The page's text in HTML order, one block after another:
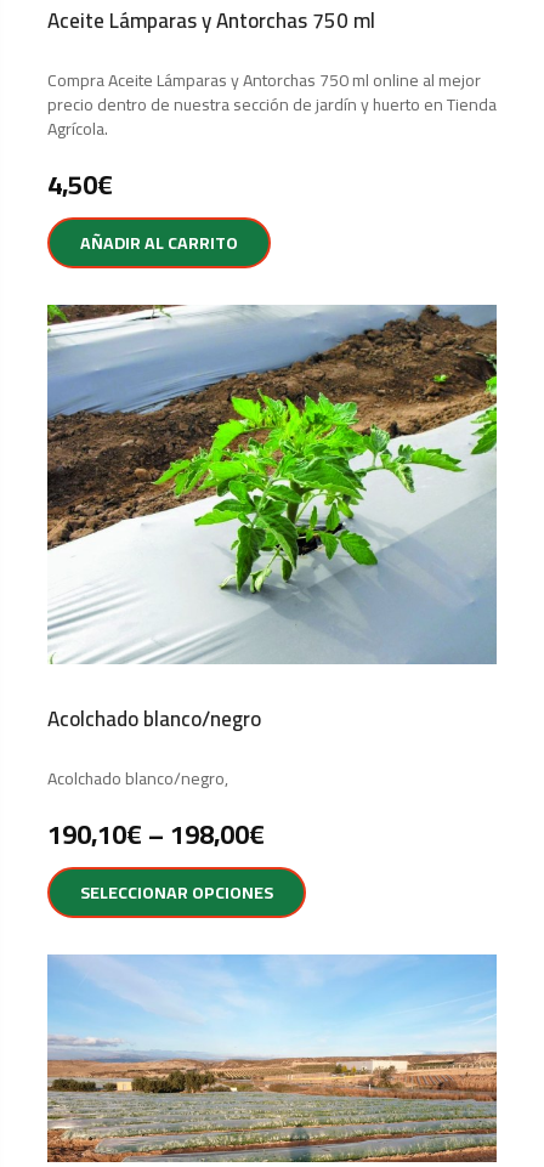
Aceite Lámparas y Antorchas 750 ml
Compra Aceite Lámparas y Antorchas 750 ml online al mejor
precio dentro de nuestra sección de jardín y huerto en Tienda
Agrícola.
4,50€
AÑADIR AL CARRITO
Acolchado blanco/negro
Acolchado blanco/negro,
190,10€–198,00€
SELECCIONAR OPCIONES